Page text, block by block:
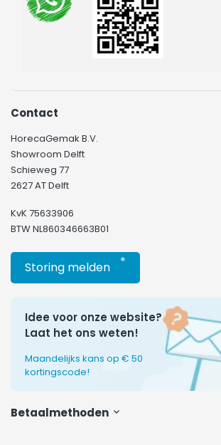
Contact
HorecaGemak B.V.
Showroom Delft
Schieweg 77
2627 AT Delft
KvK 75633906
BTW NL860346663B01
Storing melden *
Idee voor onze website?
Laat het ons weten!
Maandelijks kans op € 50
kortingscode!
Betaalmethoden